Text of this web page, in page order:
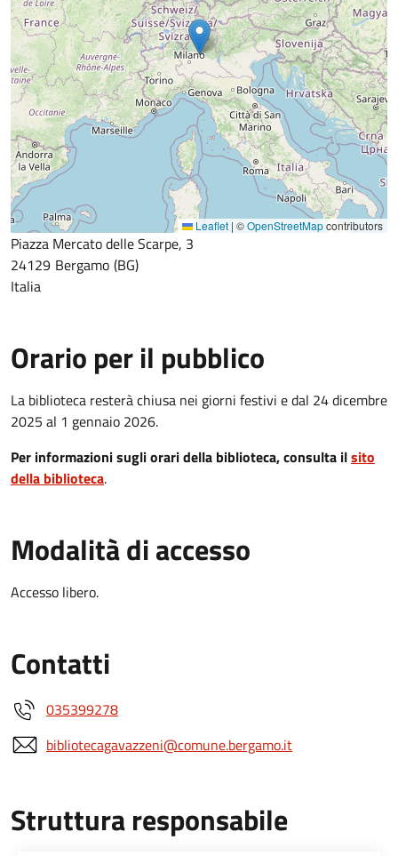
Leaflet | ©OpenStreetMapcontributors
Piazza Mercato delle Scarpe, 3
24129 Bergamo BG
Italia
Orario per il pubblico
La biblioteca resterà chiusa nei giorni festivi e dal 24 dicembre
2025 al 1 gennaio 2026.
Per informazioni sugli orari della biblioteca, consulta ilsito
della biblioteca.
Modalità di accesso
Accesso libero.
Contatti
035399278
bibliotecagavazzeni@comune.bergamo.it
Struttura responsabile